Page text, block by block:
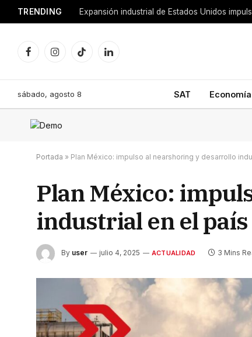
TRENDING
FacebookInstagramTikTokLinkedIn
sábado, agosto 8 SAT Economía
Portada » Plan México: impulso al nearshoring y desarrollo
Plan México:
industrial en el país
By user julio 4, 2025 ACTUALIDAD 3 Mins